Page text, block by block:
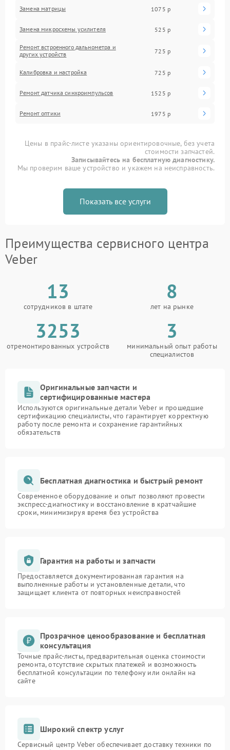
Замена матрицы 1075 р
Замена микросхемы усилителя 525 р
Ремонт встроенного дальнометра и
других устройств
725 р
Калибровка и настройка 725 р
Ремонт датчика синхроимпульсов 1525 р
Ремонт оптики 1975 р
Цены в прайс-листе указаны ориентировочные, без учета
стоимости запчастей.
Записывайтесь на бесплатную диагностику.
Мы проверим ваше устройство и укажем на неисправность.
Показать все услуги
Преимущества сервисного центра
Veber
13
сотрудников в штате
8
лет на рынке
3253
отремонтированных устройств
3
минимальный опыт работы
специалистов
Оригинальные запчасти и
сертифицированные мастера
Используются оригинальные детали Veber и прошедшие
сертификацию специалисты, что гарантирует корректную
работу после ремонта и сохранение гарантийных
обязательств
Бесплатная диагностика и быстрый ремонт
Современное оборудование и опыт позволяют провести
экспресс-диагностику и восстановление в кратчайшие
сроки, минимизируя время без устройства
Гарантия на работы и запчасти
Предоставляется документированная гарантия на
выполненные работы и установленные детали, что
защищает клиента от повторных неисправностей
Прозрачное ценообразование и бесплатная
консультация
Точные прайс-листы, предварительная оценка стоимости
ремонта, отсутствие скрытых платежей и возможность
бесплатной консультации по телефону или онлайн на
сайте
Широкий спектр услуг
Сервисный центр Veber обеспечивает доставку техники по